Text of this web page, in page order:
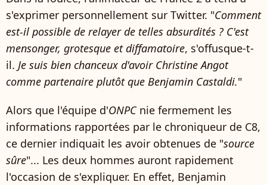
s'exprimer personnellement sur Twitter. "Comment
est-il possible de relayer de telles absurdités ? C'est
mensonger, grotesque et diffamatoire, s'offusque-t-
il. Je suis bien chanceux d'avoir Christine Angot
comme partenaire plutôt que Benjamin Castaldi."
Alors que l'équipe d'ONPCnie fermement les
informations rapportées par le chroniqueur de C8,
ce dernier indiquait les avoir obtenues de "source
sûre"... Les deux hommes auront rapidement
l'occasion de s'expliquer. En effet, Benjamin